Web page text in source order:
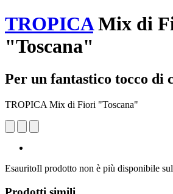
TROPICAMix di
"Toscana"
Per un fantastico tocco di
TROPICA Mix di Fiori "Toscana"
EsauritoIl prodotto non è più disponibile